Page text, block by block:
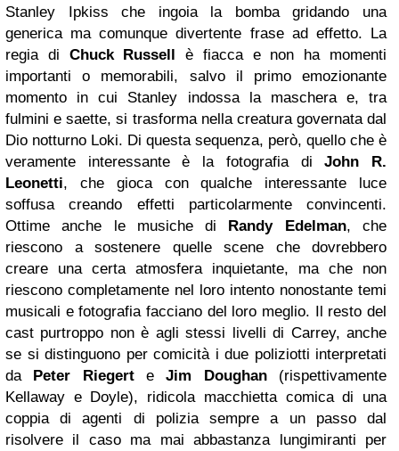
Stanley Ipkiss che ingoia la bomba gridando una
generica ma comunque divertente frase ad effetto. La
regia di Chuck Russellè fiacca e non ha momenti
importanti o memorabili, salvo il primo emozionante
momento in cui Stanley indossa la maschera e, tra
fulmini e saette, si trasforma nella creatura governata dal
Dio notturno Loki. Di questa sequenza, però, quello che è
veramente interessante è la fotografia diJohn R.
Leonetti, che gioca con qualche interessante luce
soffusa creando effetti particolarmente convincenti.
Ottime anche le musiche di Randy Edelman, che
riescono a sostenere quelle scene che dovrebbero
creare una certa atmosfera inquietante, ma che non
riescono completamente nel loro intento nonostante temi
musicali e fotografia facciano del loro meglio. Il resto del
cast purtroppo non è agli stessi livelli di Carrey, anche
se si distinguono per comicità i due poliziotti interpretati
da Peter RiegerteJim Doughan(rispettivamente
Kellaway e Doyle), ridicola macchietta comica di una
coppia di agenti di polizia sempre a un passo dal
risolvere il caso ma mai abbastanza lungimiranti per